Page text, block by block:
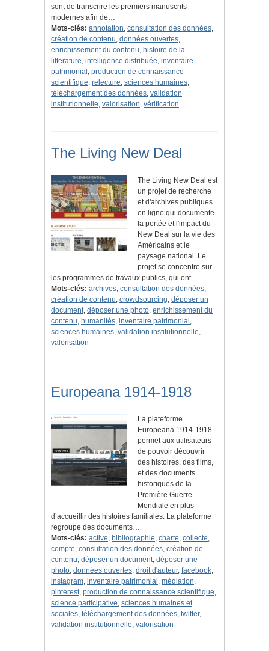
sont de transcrire les premiers manuscrits
modernes afin de…
Mots-clés: annotation, consultation des données,
création de contenu, données ouvertes,
enrichissement du contenu, histoire de la
litterature, intelligence distribuée, inventaire
patrimonial , production de connaissance
scientifique, relecture, sciences humaines,
téléchargement des données, validation
institutionnelle, valorisation, vérification
The Living New Deal
The Living New Deal est
un projet de recherche
et d'archives publiques
en ligne qui documente
la portée et l'impact du
New Deal sur la vie des
Américains et le
paysage national. Le
projet se concentre sur
les programmes de travaux publics, qui ont…
Mots-clés: archives, consultation des données,
création de contenu, crowdsourcing, déposer un
document, déposer une photo, enrichissement du
contenu, humanités, inventaire patrimonial ,
sciences humaines, validation institutionnelle,
valorisation
Europeana 1914-1918
La plateforme
Europeana 1914-1918
permet aux utilisateurs
de pouvoir découvrir
des histoires, des films,
et des documents
historiques de la
Première Guerre
Mondiale en plus
d’accueillir des histoires familiales. La plateforme
regroupe des documents…
Mots-clés: active, bibliographie, charte, collecte,
compte, consultation des données, création de
contenu, déposer un document, déposer une
photo, données ouvertes, droit d'auteur, facebook,
instagram, inventaire patrimonial , médiation,
pinterest, production de connaissance scientifique,
science participative, sciences humaines et
sociales, téléchargement des données, twitter,
validation institutionnelle, valorisation